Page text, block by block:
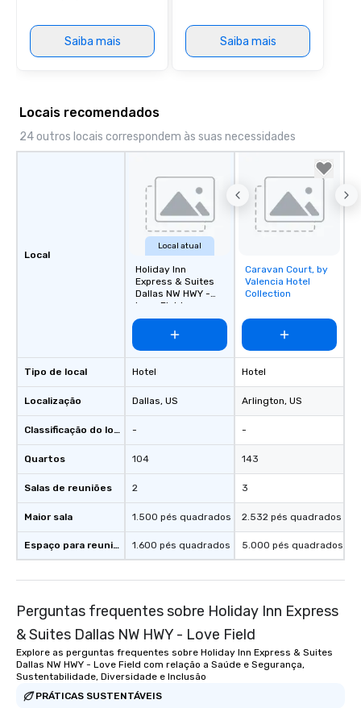
Saiba mais Saiba mais
Locais recomendados
24 outros locais correspondem às suas necessidades
Local
Tipo de local
Localização
Classificação do local
Quartos
Salas de reuniões
Maior sala
Espaço para reuniões
Local atual
Holiday Inn
Express & Suites
Dallas NW HWY -
Love Field
Hotel
Dallas, US
-
104
2
1.500 pés quadrados
1.600 pés quadrados
Removed from
favorites
Caravan Court, by
Valencia Hotel
Collection
Hotel
Arlington, US
-
143
3
2.532 pés quadrados
5.000 pés quadrados
Perguntas frequentes sobre Holiday Inn Express
& Suites Dallas NW HWY - Love Field
Explore as perguntas frequentes sobre Holiday Inn Express & Suites
Dallas NW HWY - Love Field com relação a Saúde e Segurança,
Sustentabilidade, Diversidade e Inclusão
PRÁTICAS SUSTENTÁVEIS